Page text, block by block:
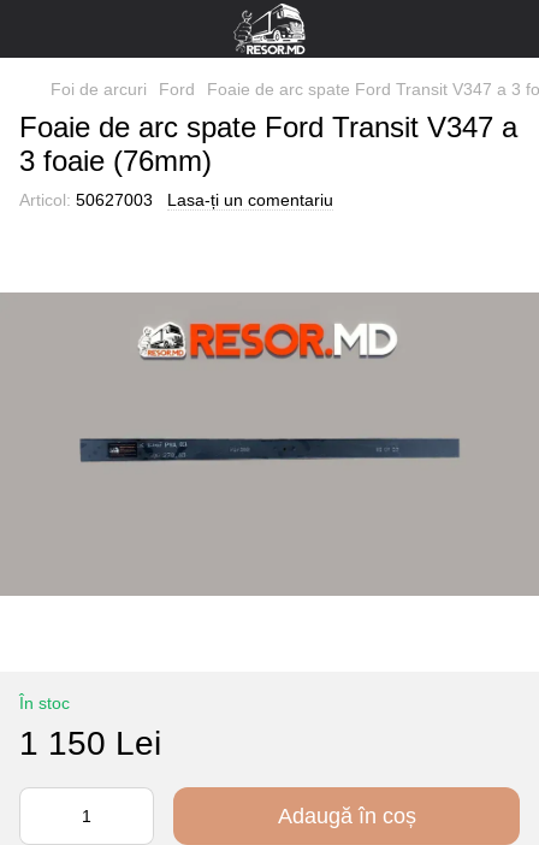
Foi de arcuri Ford Foaie de arc spate Ford Transit V347 a 3
Foaie de arc spate Ford Transit V347 a
3 foaie (76mm)
Articol: 50627003 Lasa-ți un comentariu
În stoc
1 150 Lei
Adaugă în coș